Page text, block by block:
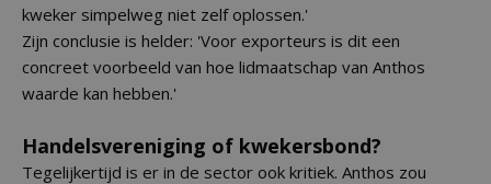
kweker simpelweg niet zelf oplossen.'
Zijn conclusie is helder: 'Voor exporteurs is dit een
concreet voorbeeld van hoe lidmaatschap van Anthos
waarde kan hebben.'
Handelsvereniging of kwekersbond?
Tegelijkertijd is er in de sector ook kritiek. Anthos zou